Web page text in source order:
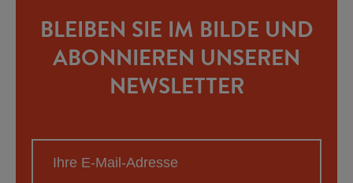
BLEIBEN SIE IM BILDE UND
ABONNIEREN UNSEREN
NEWSLETTER